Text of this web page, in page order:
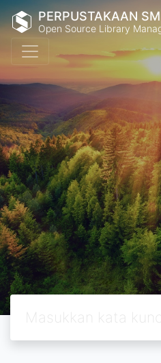
PERPUSTAKAAN
Open Source Library